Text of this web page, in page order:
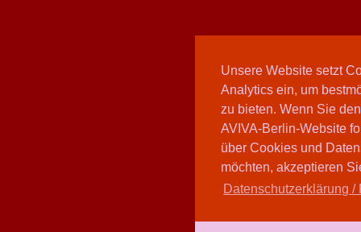
Unsere Website setzt
Analytics ein, um
zu bieten. Wenn Sie
AVIVA-Berlin-Website
über Cookies und
möchten, akzeptieren
Datenschutzerklärung /